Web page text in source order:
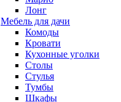
Лонг
Мебель для дачи
Комоды
Кровати
Кухонные уголки
Столы
Стулья
Тумбы
Шкафы